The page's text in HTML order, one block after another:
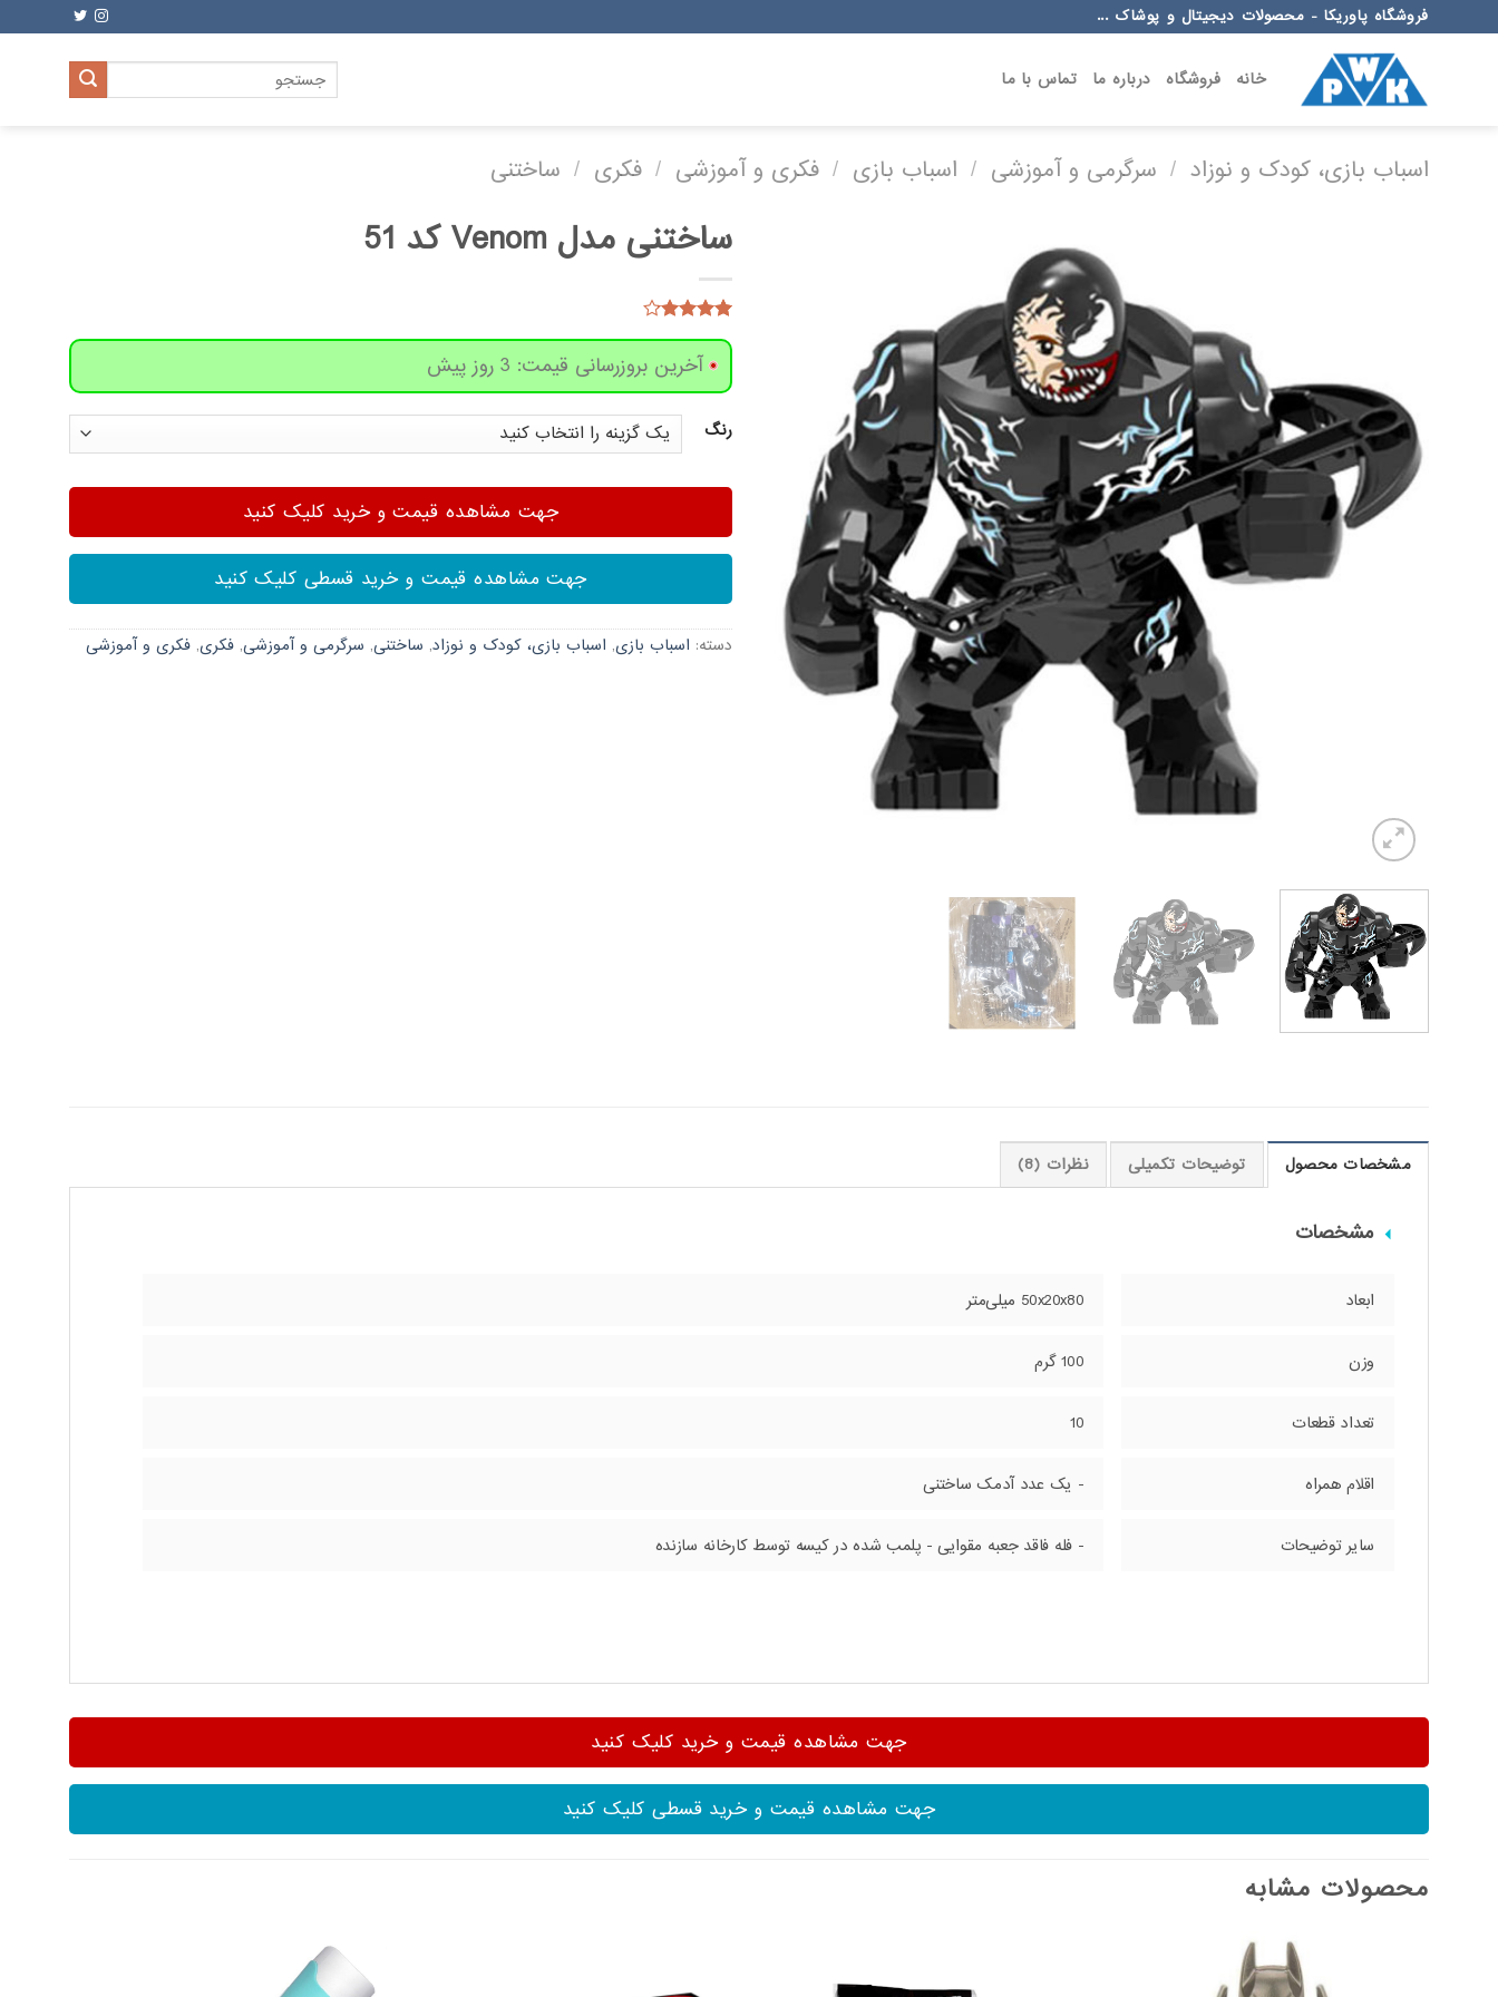
to
فروشگاه پاوریکا - محصولات دیجیتال و پوشاک ...
خانه فروشگاه درباره ما تماس با ما
جستجو
برای:
اسباب بازی، کودک و نوزاد / سرگرمی و آموزشی / اسباب بازی / فکری و آموزشی / فکری / ساختنی
ساختنی مدل Venom کد 51
4.14
امتیاز
مشتری
آخرین بروزرسانی قیمت: 3 روز پیش
رنگ
جهت مشاهده قیمت و خرید کلیک کنید
جهت مشاهده قیمت و خرید قسطی کلیک کنید
دسته: اسباب بازی, اسباب بازی، کودک و نوزاد, ساختنی, سرگرمی و آموزشی, فکری, فکری و آموزشی
مشخصات محصول توضیحات تکمیلی نظرات (8)
مشخصات
ابعاد 50x20x80 میلی‌متر
وزن 100 گرم
تعداد قطعات 10
اقلام همراه - یک عدد آدمک ساختنی
سایر توضیحات - فله فاقد جعبه مقوایی - پلمب شده در کیسه توسط کارخانه سازنده
جهت مشاهده قیمت و خرید کلیک کنید
جهت مشاهده قیمت و خرید قسطی کلیک کنید
محصولات مشابه